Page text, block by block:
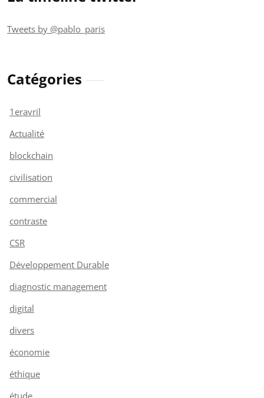
Tweets by @pablo_paris
Catégories
1eravril
Actualité
blockchain
civilisation
commercial
contraste
CSR
Développement Durable
diagnostic management
digital
divers
économie
éthique
étude